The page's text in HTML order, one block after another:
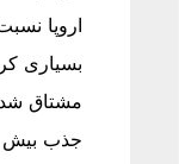
اروپا
بسیاری
مشتاق
جذب بیش